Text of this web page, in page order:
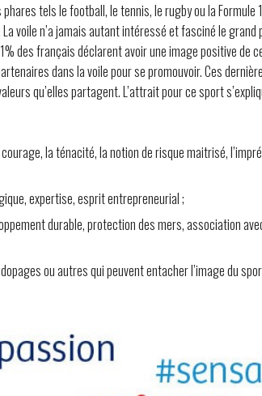
tels le football, le tennis, le rugby ou la Formule
voile n’a jamais autant intéressé et fasciné le grand
des français déclarent avoir une image positive de
dans la voile pour se promouvoir. Ces
qu’elles partagent. L’attrait pour ce sport
la ténacité, la notion de risque maitrisé,
expertise, esprit entrepreneurial ;
durable, protection des mers, association
ou autres qui peuvent entacher l’image du